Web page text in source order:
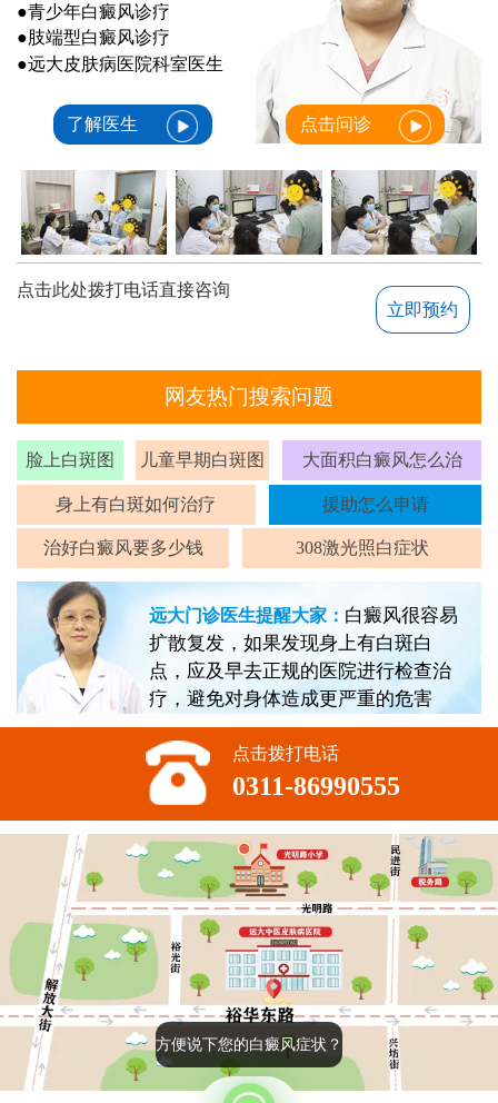
●青少年白癜风诊疗
●肢端型白癜风诊疗
●远大皮肤病医院科室医生
了解医生 点击问诊
点击此处拨打电话直接咨询
立即预约
网友热门搜索问题
脸上白斑图 儿童早期白斑图 大面积白癜风怎么治
身上有白斑如何治疗 援助怎么申请
治好白癜风要多少钱 308激光照白症状
远大门诊医生提醒大家： 白癜风很容易
扩散复发，如果发现身上有白斑白
点，应及早去正规的医院进行检查治
疗，避免对身体造成更严重的危害
点击拨打电话
0311-86990555
方便说下您的白癜风症状？